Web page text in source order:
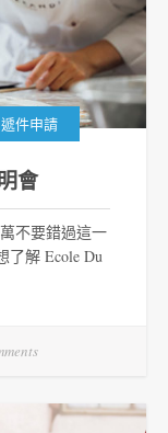
遞件申請
會
不要錯過這一
了解 Ecole Du